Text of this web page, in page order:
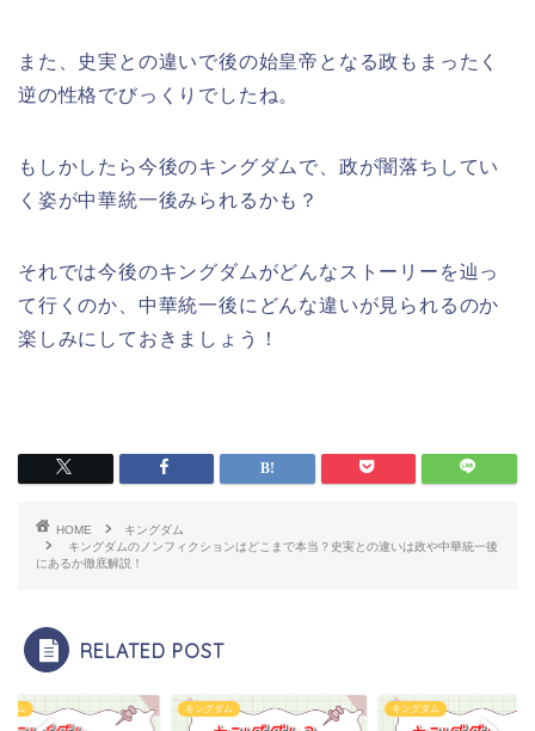
また、史実との違いで後の始皇帝となる政もまったく
逆の性格でびっくりでしたね。
もしかしたら今後のキングダムで、政が闇落ちしてい
く姿が中華統一後みられるかも？
それでは今後のキングダムがどんなストーリーを辿っ
て行くのか、中華統一後にどんな違いが見られるのか
楽しみにしておきましょう！
HOME
キングダム
キングダムのノンフィクションはどこまで本当？史実との違いは政や中華統一後
にあるか徹底解説！
RELATED POST
ダム キングダム キングダム